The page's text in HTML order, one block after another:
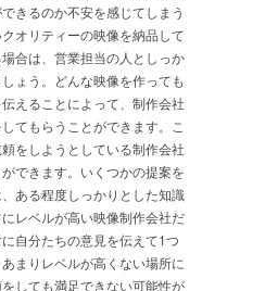
きるのか不安を感じてしまう
オリティーの映像を納品して
合は、営業担当の人としっか
ょう。どんな映像を作っても
えることによって、制作会社
てもらうことができます。こ
をしようとしている制作会社
できます。いくつかの提案を
ある程度しっかりとした知識
レベルが高い映像制作会社だ
自分たちの意見を伝えて1つ
まりレベルが高くない場所に
しても満足できない可能性が